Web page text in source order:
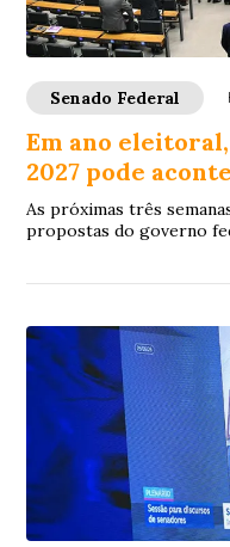
Senado Federal
Em ano
2027 pode
As próximas três
propostas do governo